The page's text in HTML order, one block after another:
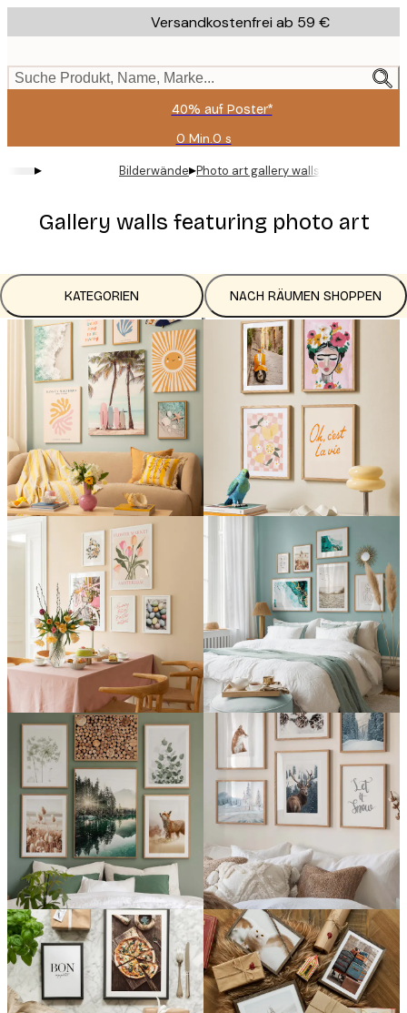
to
content.
Versandkostenfrei ab 59 €
Suche Produkt, Name, Marke...
40% auf Poster*
0 Min.0 s
Gültig
bis:
2026-
09
▸ Bilderwände▸Photo art gallery walls
Gallery walls featuring photo art
KATEGORIEN NACH RÄUMEN SHOPPEN